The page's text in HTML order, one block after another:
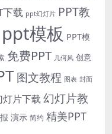
下载 ppt幻灯片 PPT教
ppt模板 PPT模
免费PPT 几何风 创意
图文教程 图表 封面
灯片下载 幻灯片教
演示 简约 精美PPT